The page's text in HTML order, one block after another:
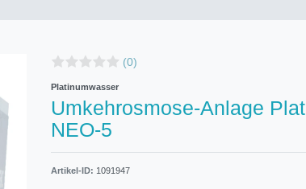
(0)
Platinumwasser
Umkehrosmose-Anlage
NEO-5
Artikel-ID: 1091947